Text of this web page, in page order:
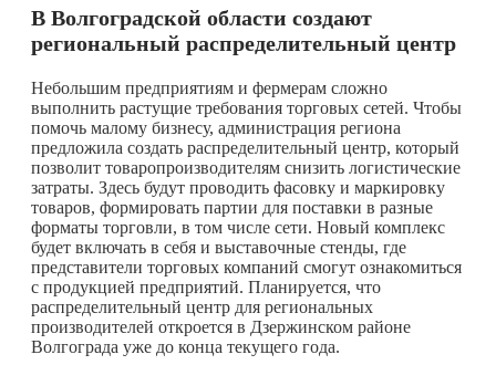
В Волгоградской области создают
региональный распределительный центр
Небольшим предприятиям и фермерам сложно
выполнить растущие требования торговых сетей. Чтобы
помочь малому бизнесу, администрация региона
предложила создать распределительный центр, который
позволит товаропроизводителям снизить логистические
затраты. Здесь будут проводить фасовку и маркировку
товаров, формировать партии для поставки в разные
форматы торговли, в том числе сети. Новый комплекс
будет включать в себя и выставочные стенды, где
представители торговых компаний смогут ознакомиться
с продукцией предприятий. Планируется, что
распределительный центр для региональных
производителей откроется в Дзержинском районе
Волгограда уже до конца текущего года.